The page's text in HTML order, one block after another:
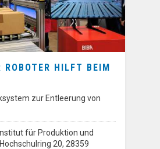
ROBOTER HILFT BEIM
zur Entleerung von
für Produktion und
Hochschulring 20, 28359